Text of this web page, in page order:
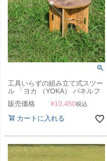
工具いらずの組み立て式スツー
ル 「ヨカ （YOKA） パネルフ
ァニチャーシリーズ PANEL
STOOL パネルスツール」
販売価格 ¥10,450税込
カートに入れる